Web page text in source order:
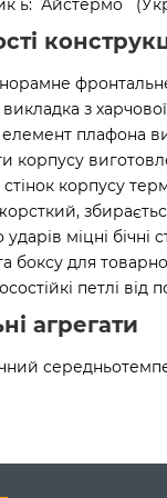
ь: Айстермо
з
елемент плафона
корпусу
корпусу
ударів міцні
боксу для
петлі
агрегати